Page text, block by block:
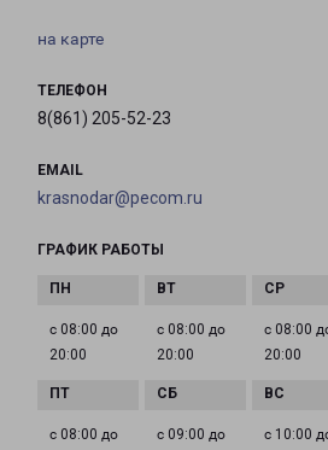
на карте
ТЕЛЕФОН
8(861) 205-52-23
EMAIL
krasnodar@pecom.ru
ГРАФИК РАБОТЫ
с 08:00 до
20:00
с 08:00 до
20:00
с 08:00
20:00
с 08:00 до
с 09:00 до
с 10:00